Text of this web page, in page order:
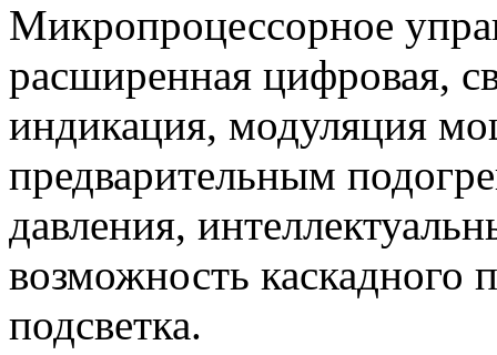
Микропроцессорное
расширенная цифровая,
индикация, модуляция
предварительным
давления,
возможность каскадного
подсветка.